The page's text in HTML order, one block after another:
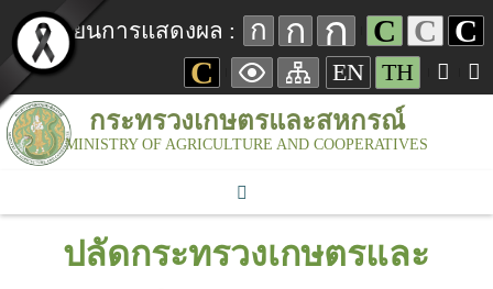
เปลี่ยนการแสดงผล : ก ก ก C C C
C
EN TH
กระทรวงเกษตรและสหกรณ์
MINISTRY OF AGRICULTURE AND COOPERATIVES
ปลัดกระทรวงเกษตรและ